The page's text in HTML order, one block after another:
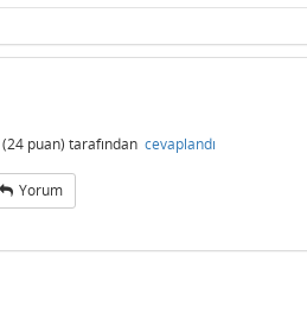
(24 puan) tarafından cevaplandı
Yorum